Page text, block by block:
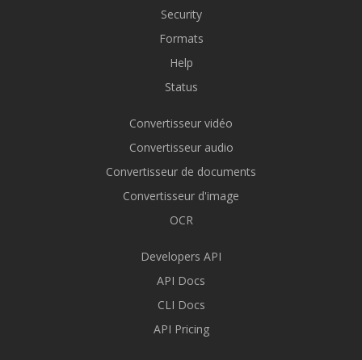
Security
Formats
Help
Status
Convertisseur vidéo
Convertisseur audio
Convertisseur de documents
Convertisseur d'image
OCR
Developers API
API Docs
CLI Docs
API Pricing